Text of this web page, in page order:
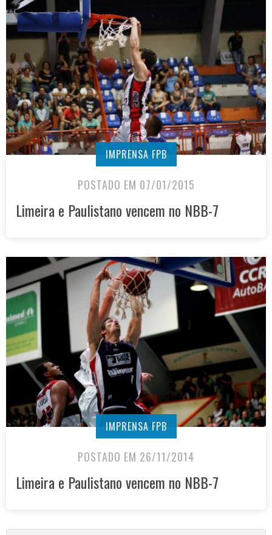
IMPRENSA FPB
POSTADO EM 07/01/2015
Limeira e Paulistano vencem no NBB-7
IMPRENSA FPB
POSTADO EM 26/11/2014
Limeira e Paulistano vencem no NBB-7